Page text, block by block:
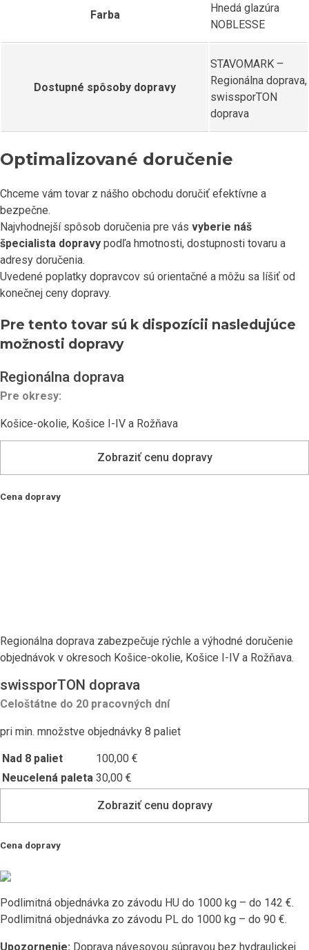
Farba
Hnedá glazúra
NOBLESSE
Dostupné spôsoby dopravy
STAVOMARK –
Regionálna doprava,
swissporTON
doprava
Optimalizované doručenie
Chceme vám tovar z nášho obchodu doručiť efektívne a
bezpečne.
Najvhodnejší spôsob doručenia pre vás vyberie náš
špecialista dopravy podľa hmotnosti, dostupnosti tovaru a
adresy doručenia.
Uvedené poplatky dopravcov sú orientačné a môžu sa líšiť od
konečnej ceny dopravy.
Pre tento tovar sú k dispozícii nasledujúce
možnosti dopravy
Regionálna doprava
Pre okresy:
Košice-okolie, Košice I-IV a Rožňava
Zobraziť cenu dopravy
Cena dopravy
Regionálna doprava zabezpečuje rýchle a výhodné doručenie
objednávok v okresoch Košice-okolie, Košice I-IV a Rožňava.
swissporTON doprava
Celoštátne do 20 pracovných dní
pri min. množstve objednávky 8 paliet
Nad 8 paliet
100,00 €
Neucelená paleta 30,00 €
Zobraziť cenu dopravy
Cena dopravy
Podlimitná objednávka zo závodu HU do 1000 kg – do 142 €.
Podlimitná objednávka zo závodu PL do 1000 kg – do 90 €.
Upozornenie: Doprava návesovou súpravou bez hydraulickej